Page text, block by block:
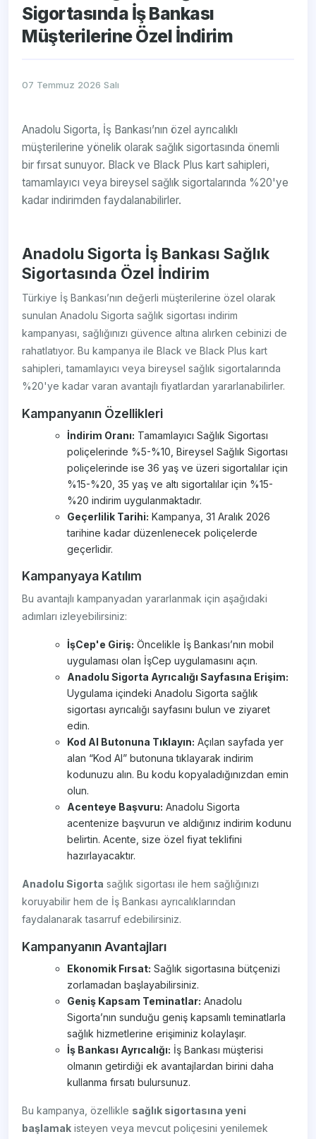
Sigortasında İş Bankası
Müşterilerine Özel İndirim
07 Temmuz 2026 Salı
Anadolu Sigorta, İş Bankası’nın özel ayrıcalıklı
müşterilerine yönelik olarak sağlık sigortasında önemli
bir fırsat sunuyor. Black ve Black Plus kart sahipleri,
tamamlayıcı veya bireysel sağlık sigortalarında %20'ye
kadar indirimden faydalanabilirler.
Anadolu Sigorta İş Bankası Sağlık
Sigortasında Özel İndirim
Türkiye İş Bankası’nın değerli müşterilerine özel olarak
sunulan Anadolu Sigorta sağlık sigortası indirim
kampanyası, sağlığınızı güvence altına alırken cebinizi de
rahatlatıyor. Bu kampanya ile Black ve Black Plus kart
sahipleri, tamamlayıcı veya bireysel sağlık sigortalarında
%20'ye kadar varan avantajlı fiyatlardan yararlanabilirler.
Kampanyanın Özellikleri
İndirim Oranı: Tamamlayıcı Sağlık Sigortası
poliçelerinde %5-%10, Bireysel Sağlık Sigortası
poliçelerinde ise 36 yaş ve üzeri sigortalılar için
%15-%20, 35 yaş ve altı sigortalılar için %15-
%20 indirim uygulanmaktadır.
Geçerlilik Tarihi: Kampanya, 31 Aralık 2026
tarihine kadar düzenlenecek poliçelerde
geçerlidir.
Kampanyaya Katılım
Bu avantajlı kampanyadan yararlanmak için aşağıdaki
adımları izleyebilirsiniz:
İşCep'e Giriş: Öncelikle İş Bankası’nın mobil
uygulaması olan İşCep uygulamasını açın.
Anadolu Sigorta Ayrıcalığı Sayfasına Erişim:
Uygulama içindeki Anadolu Sigorta sağlık
sigortası ayrıcalığı sayfasını bulun ve ziyaret
edin.
Kod Al Butonuna Tıklayın: Açılan sayfada yer
alan “Kod Al” butonuna tıklayarak indirim
kodunuzu alın. Bu kodu kopyaladığınızdan emin
olun.
Acenteye Başvuru: Anadolu Sigorta
acentenize başvurun ve aldığınız indirim kodunu
belirtin. Acente, size özel fiyat teklifini
hazırlayacaktır.
Anadolu Sigorta sağlık sigortası ile hem sağlığınızı
koruyabilir hem de İş Bankası ayrıcalıklarından
faydalanarak tasarruf edebilirsiniz.
Kampanyanın Avantajları
Ekonomik Fırsat: Sağlık sigortasına bütçenizi
zorlamadan başlayabilirsiniz.
Geniş Kapsam Teminatlar: Anadolu
Sigorta’nın sunduğu geniş kapsamlı teminatlarla
sağlık hizmetlerine erişiminiz kolaylaşır.
İş Bankası Ayrıcalığı: İş Bankası müşterisi
olmanın getirdiği ek avantajlardan birini daha
kullanma fırsatı bulursunuz.
Bu kampanya, özellikle sağlık sigortasına yeni
başlamak isteyen veya mevcut poliçesini yenilemek